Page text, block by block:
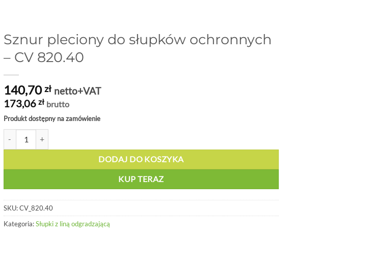
Sznur pleciony do słupków ochronnych
– CV 820.40
140,70zł netto+VAT
173,06 zł brutto
Produkt dostępny na zamówienie
DODAJ DO KOSZYKA
KUP TERAZ
SKU:CV_820.40
Kategoria:Słupki z liną odgradzającą